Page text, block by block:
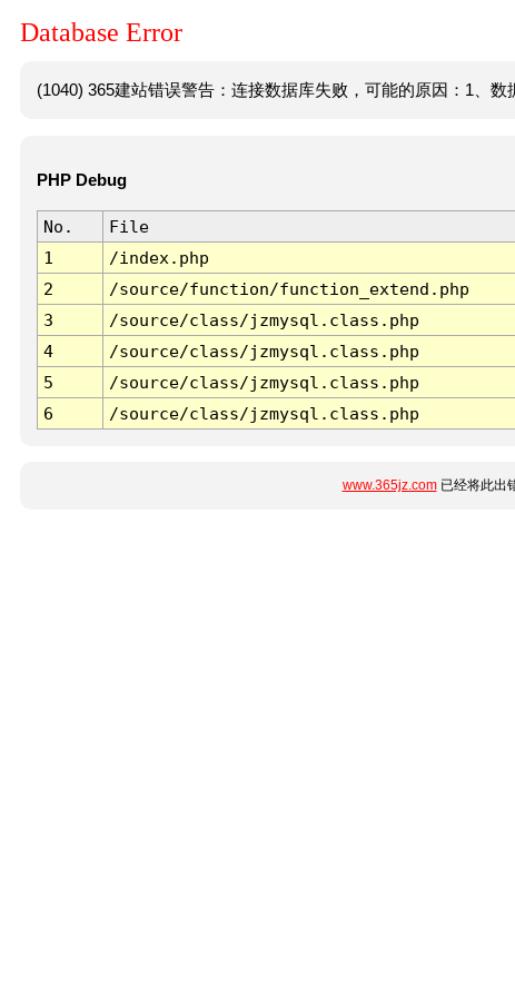
Database Error
(1040) 365建站错误警告：连接数据库失败，可能的原因：1、数
PHP Debug
No. File
1
/index.php
2
/source/function/function_extend.php
3
/source/class/jzmysql.class.php
4
/source/class/jzmysql.class.php
5
/source/class/jzmysql.class.php
6
/source/class/jzmysql.class.php
www.365jz.com已经将此出